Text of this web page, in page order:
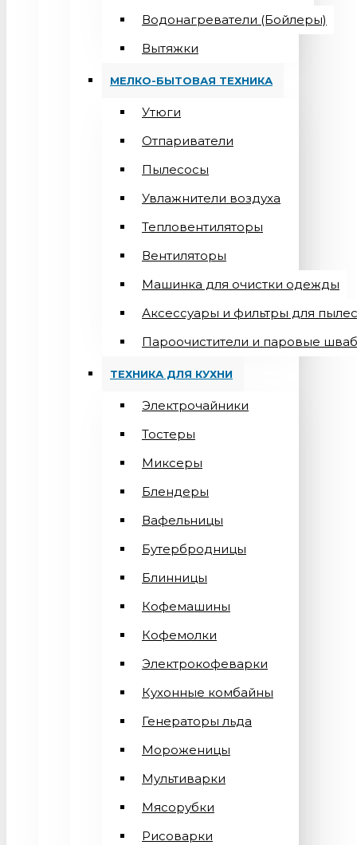
Водонагреватели (Бойлеры)
Вытяжки
МЕЛКО-БЫТОВАЯ ТЕХНИКА
Утюги
Отпариватели
Пылесосы
Увлажнители воздуха
Тепловентиляторы
Вентиляторы
Машинка для очистки одежды
Аксессуары и фильтры для
Пароочистители и паровые
ТЕХНИКА ДЛЯ КУХНИ
Электрочайники
Тостеры
Миксеры
Блендеры
Вафельницы
Бутербродницы
Блинницы
Кофемашины
Кофемолки
Электрокофеварки
Кухонные комбайны
Генераторы льда
Мороженицы
Мультиварки
Мясорубки
Рисоварки